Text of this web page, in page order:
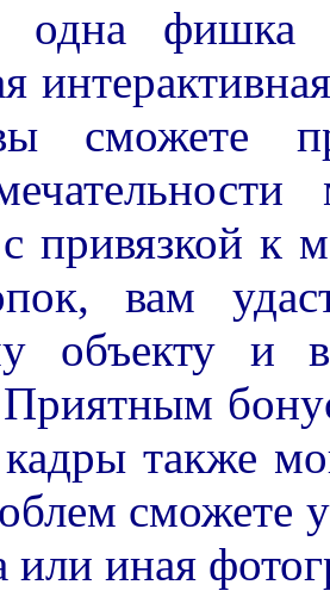
фишка
сможете
привязкой к
вам
объекту и в
также
сможете
или иная